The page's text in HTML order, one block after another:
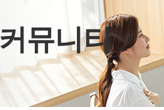
커뮤니티